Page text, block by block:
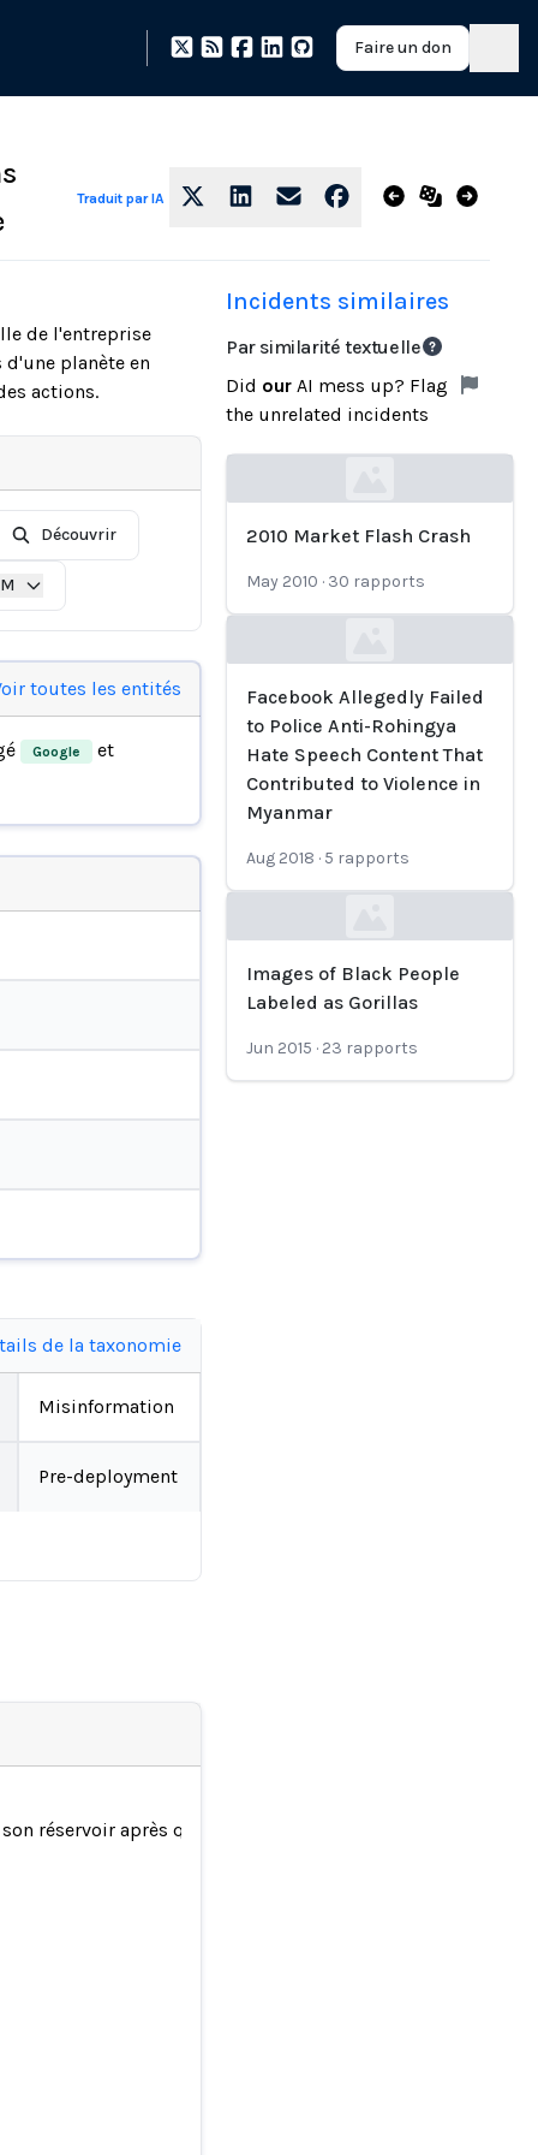
Faire un don
Traduit par IA
de l'entreprise
planète en
actions.
Découvrir
toutes les entités
Google et
de la taxonomie
Misinformation
Pre-deployment
réservoir après que son rival ChatGPT ait commis une
Incidents similaires
Par similarité textuelle
Did our AI mess up? Flag
the unrelated incidents
2010 Market Flash Crash
May 2010 · 30 rapports
Facebook Allegedly Failed
to Police Anti-Rohingya
Hate Speech Content That
Contributed to Violence in
Myanmar
Aug 2018 · 5 rapports
Images of Black People
Labeled as Gorillas
Jun 2015 · 23 rapports